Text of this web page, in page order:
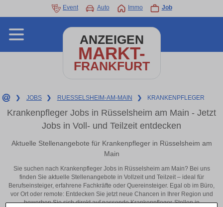
Event Auto Immo Job
ANZEIGEN
MARKT-
FRANKFURT
❯ JOBS ❯ RUESSELSHEIM-AM-MAIN ❯ KRANKENPFLEGER
Krankenpfleger Jobs in Rüsselsheim am Main - Jetzt
Jobs in Voll- und Teilzeit entdecken
Aktuelle Stellenangebote für Krankenpfleger in Rüsselsheim am
Main
Sie suchen nach Krankenpfleger Jobs in Rüsselsheim am Main? Bei uns
finden Sie aktuelle Stellenangebote in Vollzeit und Teilzeit – ideal für
Berufseinsteiger, erfahrene Fachkräfte oder Quereinsteiger. Egal ob im Büro,
vor Ort oder remote: Entdecken Sie jetzt neue Chancen in Ihrer Region und
bewerben Sie sich direkt auf passende Krankenpfleger-Stellen in